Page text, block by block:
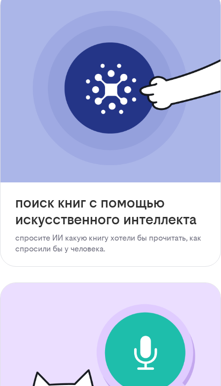
поиск книг с помощью
искусственного интеллекта
спросите ИИ какую книгу хотели бы прочитать, как
спросили бы у человека.